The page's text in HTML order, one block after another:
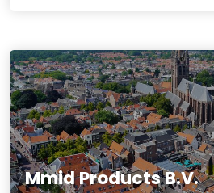
Mmid Products B.V.